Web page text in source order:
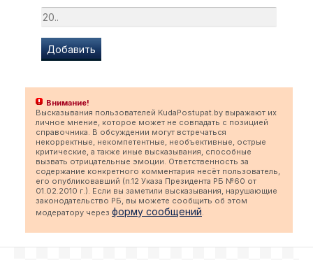
Внимание!
Высказывания пользователей KudaPostupat.by выражают их
личное мнение, которое может не совпадать с позицией
справочника. В обсуждении могут встречаться
некорректные, некомпетентные, необъективные, острые
критические, а также иные высказывания, способные
вызвать отрицательные эмоции. Ответственность за
содержание конкретного комментария несёт пользователь,
его опубликовавший (п.12 Указа Президента РБ №60 от
01.02.2010 г.). Если вы заметили высказывания, нарушающие
законодательство РБ, вы можете сообщить об этом
модератору через форму сообщений.